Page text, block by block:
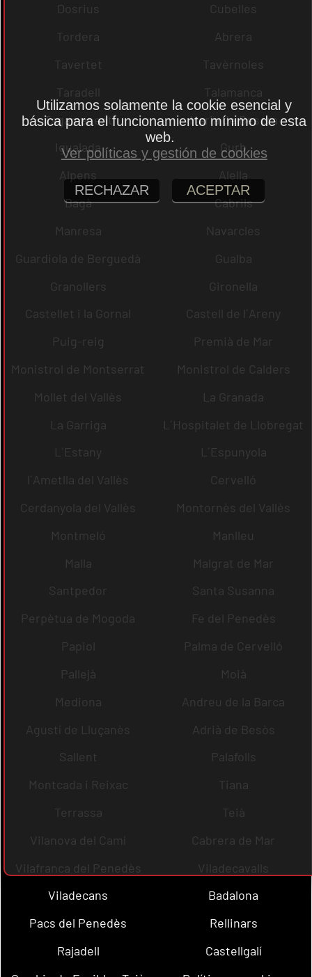
Dosrius
Cubelles
Tordera
Abrera
Tavertet
Tavèrnoles
Taradell
Talamanca
Tagamanent
Maria de Besora
Igualada
Gurb
Alpens
Alella
Bagà
Cabrils
Manresa
Navarcles
Guardiola de Berguedà
Gualba
Granollers
Gironella
Castellet i la Gornal
Castell de l´Areny
Puig-reig
Premià de Mar
Monistrol de Montserrat
Monistrol de Calders
Mollet del Vallès
La Granada
La Garriga
L´Hospitalet de Llobregat
L´Estany
L´Espunyola
l´Ametlla del Vallès
Cervelló
Cerdanyola del Vallès
Montornès del Vallès
Montmeló
Manlleu
Malla
Malgrat de Mar
Santpedor
Santa Susanna
Perpètua de Mogoda
Fe del Penedès
Papiol
Palma de Cervelló
Pallejà
Moià
Mediona
Andreu de la Barca
Agustí de Lluçanès
Adrià de Besòs
Sallent
Palafolls
Montcada i Reixac
Tiana
Terrassa
Teià
Vilanova del Camí
Cabrera de Mar
Vilafranca del Penedès
Viladecavalls
Viladecans
Badalona
Pacs del Penedès
Rellinars
Rajadell
Castellgalí
Utilizamos solamente la cookie esencial y
básica para el funcionamiento mínimo de esta
web.
Ver políticas y gestión de cookies
RECHAZAR ACEPTAR